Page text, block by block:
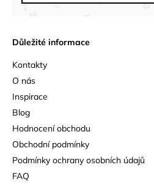
Důležité informace
Kontakty
O nás
Inspirace
Blog
Hodnocení obchodu
Obchodní podmínky
Podmínky ochrany osobních údajů
FAQ